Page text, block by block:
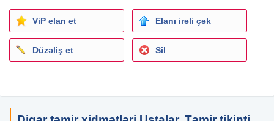
#yanacaqçatdırılmaxidməti ucuzakkumulyatorsatışı
#yolyardımxidməti yük maşını xoddamaq #24voltpirmiçka
24 volt primiçka pirimicka
xidmetiperemiçkaxidməti
#yolyardimxidmeti #прикуритьавто #prikurit перемычка
booststart mühərriki xoddamaq matoru xoddamaq nasos
ViP elan et Elanı irəli çək
Düzəliş et Sil